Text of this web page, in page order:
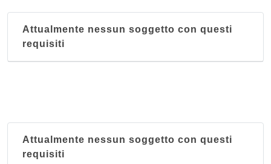
Attualmente nessun soggetto con questi
requisiti
Attualmente nessun soggetto con questi
requisiti